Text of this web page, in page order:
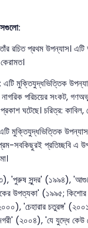
রচিত প্রথম উপন্যাস।
মুক্তিযুদ্ধভিত্তিক
নাগরিক পরিচয়ের সংকট,
ঘটেছে। চরিত্র: কাবিল,
মুক্তিযুদ্ধভিত্তিক
সবকিছুরই প্রতিচ্ছবি এ
'পুরুষ সুন্দর' (১৯৯৪),
উপত্যকা' (১৯৯৫; কিশোর
'চেহারার চতুরঙ্গ'
(২০০৪), 'যে যুদ্ধে কেউ